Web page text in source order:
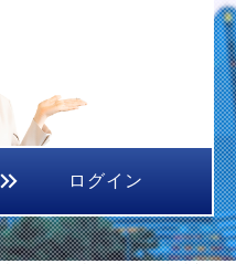
ログイン